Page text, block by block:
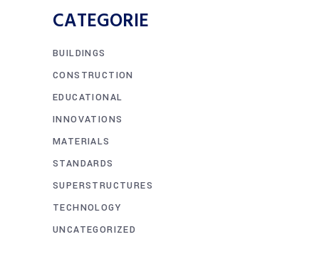
CATEGORIE
BUILDINGS
CONSTRUCTION
EDUCATIONAL
INNOVATIONS
MATERIALS
STANDARDS
SUPERSTRUCTURES
TECHNOLOGY
UNCATEGORIZED